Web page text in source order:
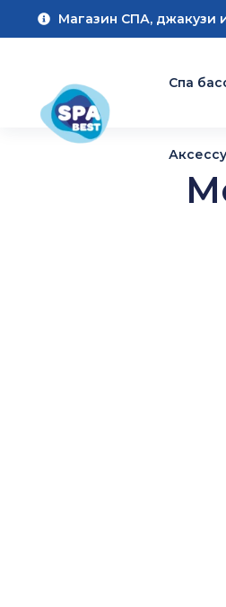
Магазин СПА, джакузи
Cпа